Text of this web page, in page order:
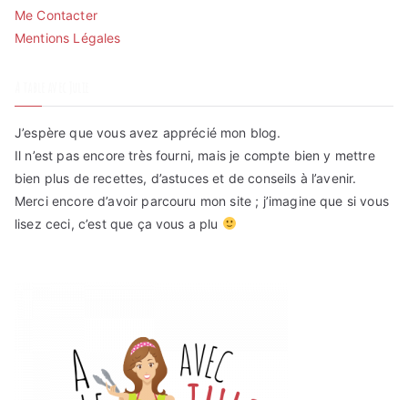
Me Contacter
Mentions Légales
J’espère que vous avez apprécié mon blog.
Il n’est pas encore très fourni, mais je compte bien y mettre
bien plus de recettes, d’astuces et de conseils à l’avenir.
Merci encore d’avoir parcouru mon site ; j’imagine que si vous
lisez ceci, c’est que ça vous a plu